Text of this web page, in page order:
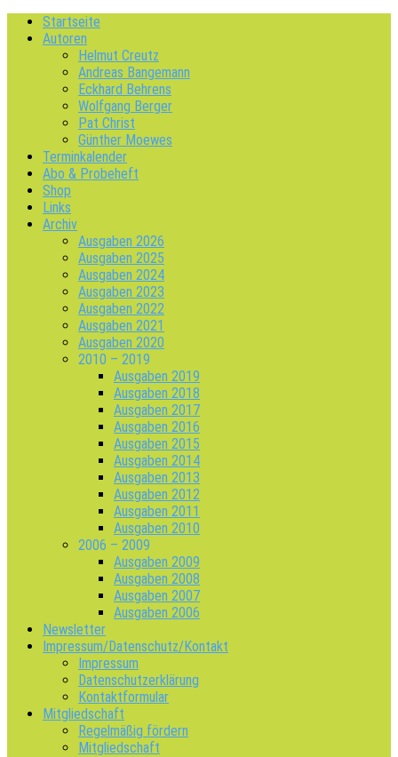
Startseite
Autoren
Helmut Creutz
Andreas Bangemann
Eckhard Behrens
Wolfgang Berger
Pat Christ
Günther Moewes
Terminkalender
Abo & Probeheft
Shop
Links
Archiv
Ausgaben 2026
Ausgaben 2025
Ausgaben 2024
Ausgaben 2023
Ausgaben 2022
Ausgaben 2021
Ausgaben 2020
2010 – 2019
Ausgaben 2019
Ausgaben 2018
Ausgaben 2017
Ausgaben 2016
Ausgaben 2015
Ausgaben 2014
Ausgaben 2013
Ausgaben 2012
Ausgaben 2011
Ausgaben 2010
2006 – 2009
Ausgaben 2009
Ausgaben 2008
Ausgaben 2007
Ausgaben 2006
Newsletter
Impressum/Datenschutz/Kontakt
Impressum
Datenschutzerklärung
Kontaktformular
Mitgliedschaft
Regelmäßig fördern
Mitgliedschaft